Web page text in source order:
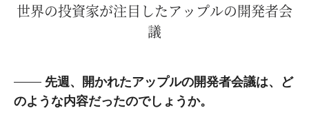
世界の投資家が注目したアップルの開発者会
議
先週、開かれたアップルの開発者会議は、ど
のような内容だったのでしょうか。